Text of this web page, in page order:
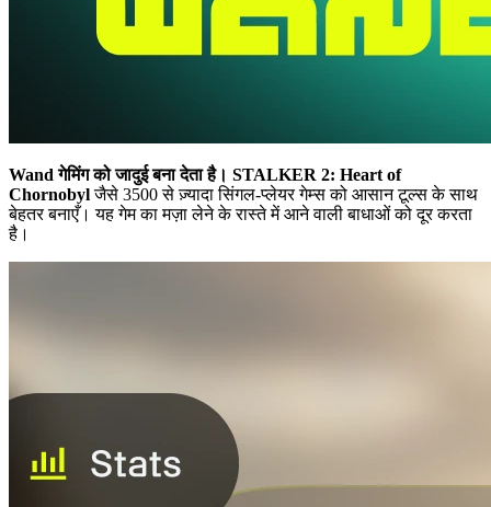
Wand गेमिंग को जादुई बना देता है। STALKER 2: Heart of
Chornobylजैसे 3500 से ज़्यादा सिंगल-प्लेयर गेम्स को आसान टूल्स के साथ
बेहतर बनाएँ। यह गेम का मज़ा लेने के रास्ते में आने वाली बाधाओं को दूर करता
है।